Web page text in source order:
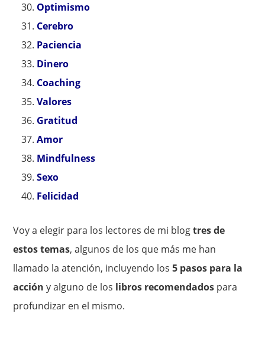
Optimismo
Cerebro
Paciencia
Dinero
Coaching
Valores
Gratitud
Amor
Mindfulness
Sexo
Felicidad
Voy a elegir para los lectores de mi blogtres de
estos temas, algunos de los que más me han
llamado la atención, incluyendo los5 pasos para la
acción y alguno de los libros recomendados para
profundizar en el mismo.